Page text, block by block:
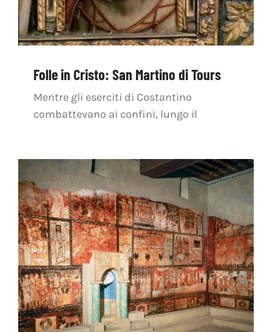
Folle in Cristo: San Martino di Tours
Mentre gli eserciti di Costantino
combattevano ai confini, lungo il